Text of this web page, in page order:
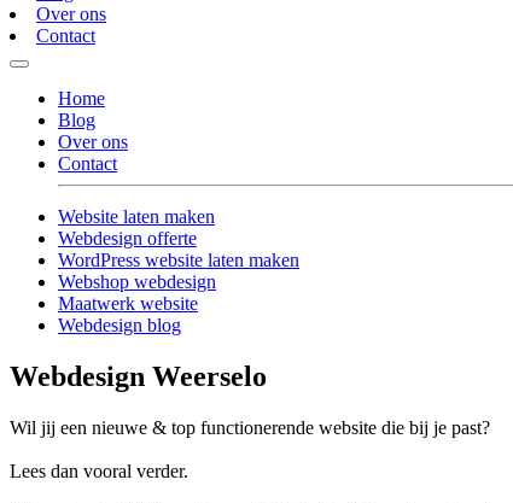
Over ons
Contact
Home
Blog
Over ons
Contact
Website laten maken
Webdesign offerte
WordPress website laten maken
Webshop webdesign
Maatwerk website
Webdesign blog
Webdesign Weerselo
Wil jij een nieuwe & top functionerende website die bij je past?
Lees dan vooral verder.